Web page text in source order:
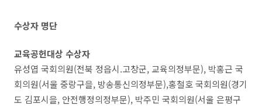
수상자 명단
교육공헌대상 수상자
유성엽 국회의원(전북 정읍시.고창군, 교육의정부문), 박홍근 국
회의원(서울 중랑구을, 방송통신의정부문),홍철호 국회의원(경기
도 김포시을, 안전행정의정부문), 박주민 국회의원(서울 은평구